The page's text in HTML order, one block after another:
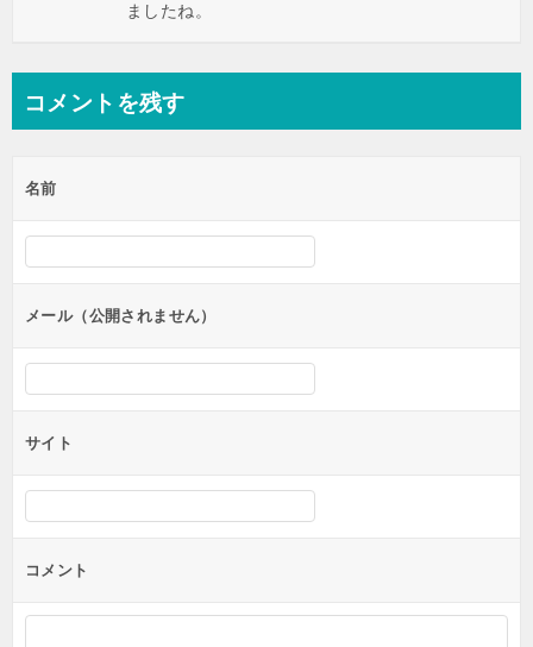
ましたね。
コメントを残す
名前
メール（公開されません）
サイト
コメント